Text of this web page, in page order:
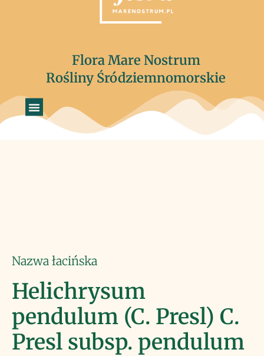
Flora Mare Nostrum
Rośliny Śródziemnomorskie
Nazwa łacińska
Helichrysum
pendulum (C. Presl) C.
Presl subsp. pendulum